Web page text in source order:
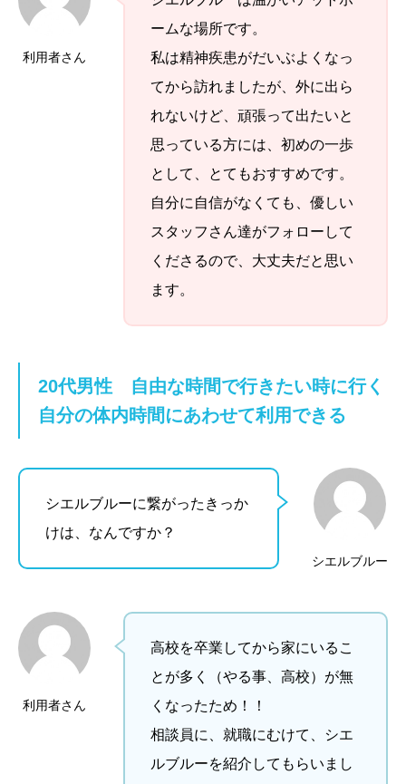
利用者さん
ームな場所です。
私は精神疾患がだいぶよくなっ
てから訪れましたが、外に出ら
れないけど、頑張って出たいと
思っている方には、初めの一歩
として、とてもおすすめです。
自分に自信がなくても、優しい
スタッフさん達がフォローして
くださるので、大丈夫だと思い
ます。
20代男性 自由な時間で行きたい時に行く
自分の体内時間にあわせて利用できる
シエルブルー
シエルブルーに繋がったきっか
けは、なんですか？
利用者さん
高校を卒業してから家にいるこ
とが多く（やる事、高校）が無
くなったため！！
相談員に、就職にむけて、シエ
ルブルーを紹介してもらいまし